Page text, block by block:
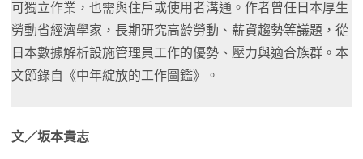
可獨立作業，也需與住戶或使用者溝通。作者曾任日本厚生
勞動省經濟學家，長期研究高齡勞動、薪資趨勢等議題，從
日本數據解析設施管理員工作的優勢、壓力與適合族群。本
文節錄自《中年綻放的工作圖鑑》。
文／坂本貴志